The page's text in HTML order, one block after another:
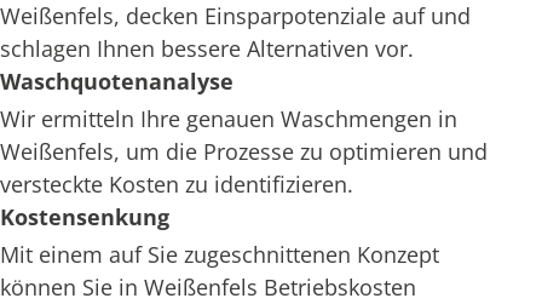
Weißenfels, decken Einsparpotenziale auf und
schlagen Ihnen bessere Alternativen vor.
Waschquotenanalyse
Wir ermitteln Ihre genauen Waschmengen in
Weißenfels, um die Prozesse zu optimieren und
versteckte Kosten zu identifizieren.
Kostensenkung
Mit einem auf Sie zugeschnittenen Konzept
können Sie in Weißenfels Betriebskosten